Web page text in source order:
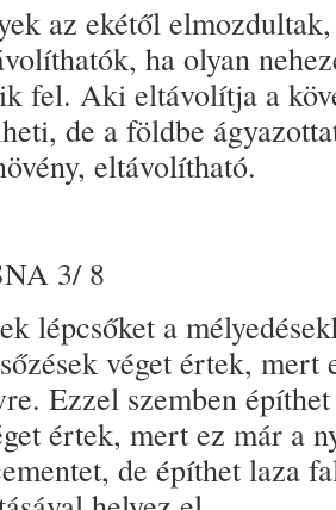
az ekétől
ha olyan
fel. Aki eltávolítja a
de a földbe
eltávolítható.
3/ 8
lépcsőket a
véget értek,
Ezzel szemben
értek, mert ez már a
de építhet laza